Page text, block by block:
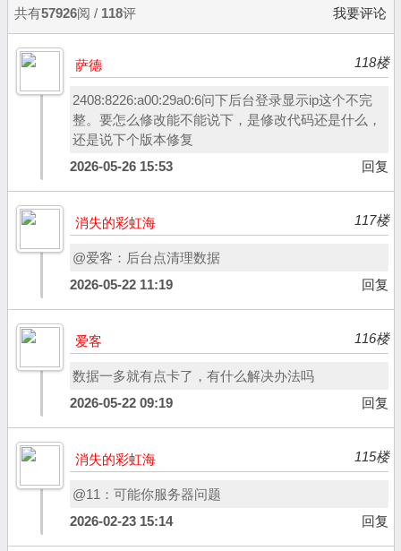
共有57926阅 / 118评 我要评论
萨德 118楼
2408:8226:a00:29a0:6问下后台登录显示ip这个不完
整。要怎么修改能不能说下，是修改代码还是什么，
还是说下个版本修复
2026-05-26 15:53
回复
消失的彩虹海 117楼
@爱客：后台点清理数据
2026-05-22 11:19
回复
爱客 116楼
数据一多就有点卡了，有什么解决办法吗
2026-05-22 09:19
回复
消失的彩虹海 115楼
@11：可能你服务器问题
2026-02-23 15:14
回复